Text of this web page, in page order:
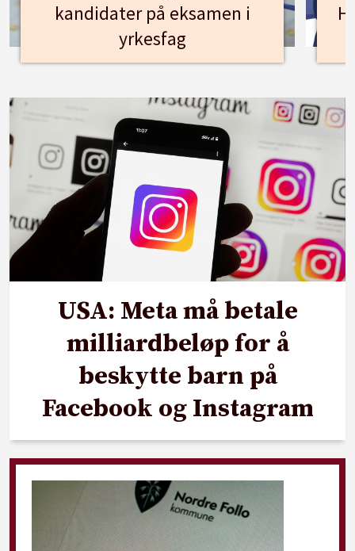
kandidater på eksamen i
yrkesfag
USA: Meta må betale
milliardbeløp for å
beskytte barn på
Facebook og Instagram